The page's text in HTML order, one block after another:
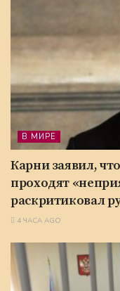
В МИРЕ
Карни заявил,
проходят
раскритиковал
4 ЧАСА AGO